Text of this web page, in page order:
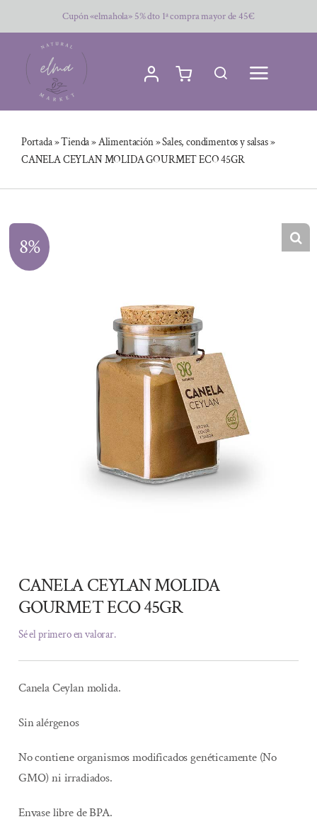
al
contenido
Cupón «elmahola» 5% dto 1ª compra mayor de 45€
Portada»Tienda»Alimentación»Sales, condimentos y salsas»
CANELA CEYLAN MOLIDA GOURMET ECO 45GR
8%
CANELA CEYLAN MOLIDA
GOURMET ECO 45GR
Sé el primero en valorar.
Canela Ceylan molida.
Sin alérgenos
No contiene organismos modificados genéticamente (No
GMO) ni irradiados.
Envase libre de BPA.